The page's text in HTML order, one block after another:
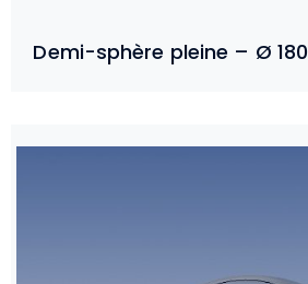
Demi-sphère pleine – Ø 180